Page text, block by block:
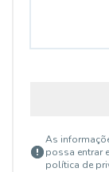
As
possa entrar
política de